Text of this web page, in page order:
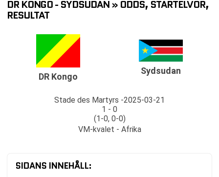
DR KONGO - SYDSUDAN » ODDS, STARTELVOR,
RESULTAT
DR Kongo
Stade des Martyrs 2025-03-21
1 - 0
(1-0, 0-0)
VM-kvalet - Afrika
Sydsudan
SIDANS INNEHÅLL: